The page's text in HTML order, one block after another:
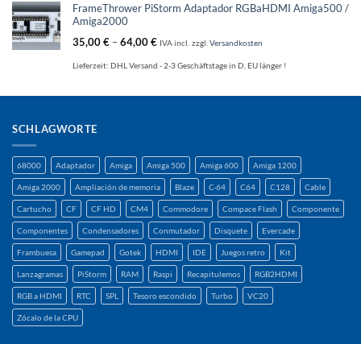
FrameThrower PiStorm Adaptador RGBaHDMI Amiga500 /
Amiga2000
35,00€ –64,00€ IVA incl. zzgl. Versandkosten
Lieferzeit: DHL Versand - 2-3 Geschäftstage in D, EU länger !
SCHLAGWORTE
68000 Adaptador Amiga Amiga 500 Amiga 600 Amiga 1200
Amiga 2000 Ampliación de memoria Blaze C-64 C64 C128 Cable
Cartucho CF CF HD CM4 Commodore Compace Flash Componente
Componentes Condensadores Conmutador Disquete Evercade
Frambuesa Gamepad Gotek HDMI IDE Juegos retro Kit
Lanzagramas PiStorm RAM Raspi Recapitulemos RGB2HDMI
RGB a HDMI RTC SPL Tesoro escondido Turbo VC20
Zócalo de la CPU